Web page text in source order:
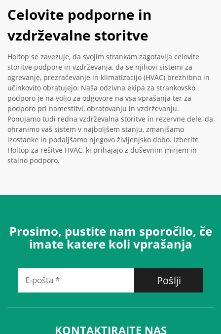
Celovite podporne in
vzdrževalne storitve
Holtop se zavezuje, da svojim strankam zagotavlja celovite
storitve podpore in vzdrževanja, da se njihovi sistemi za
ogrevanje, prezračevanje in klimatizacijo (HVAC) brezhibno in
učinkovito obratujejo. Naša odzivna ekipa za strankovsko
podporo je na voljo za odgovore na vsa vprašanja ter za
podporo pri namestitvi, obratovanju in vzdrževanju.
Ponujamo tudi redna vzdrževalna storitve in rezervne dele, da
ohranimo vaš sistem v najboljšem stanju, zmanjšamo
izostanke in podaljšamo njegovo življenjsko dobo. Izberite
Holtop za rešitve HVAC, ki prihajajo z duševnim mirjem in
stalno podporo.
Prosimo, pustite nam sporočilo, če
imate katere koli vprašanja
Pošlji
KONTAKTIRAJTE NAS